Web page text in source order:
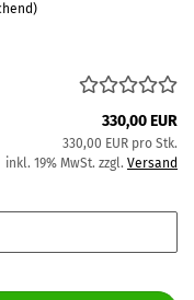
330,00 EUR
330,00 EUR pro Stk.
inkl. 19% MwSt. zzgl. Versand